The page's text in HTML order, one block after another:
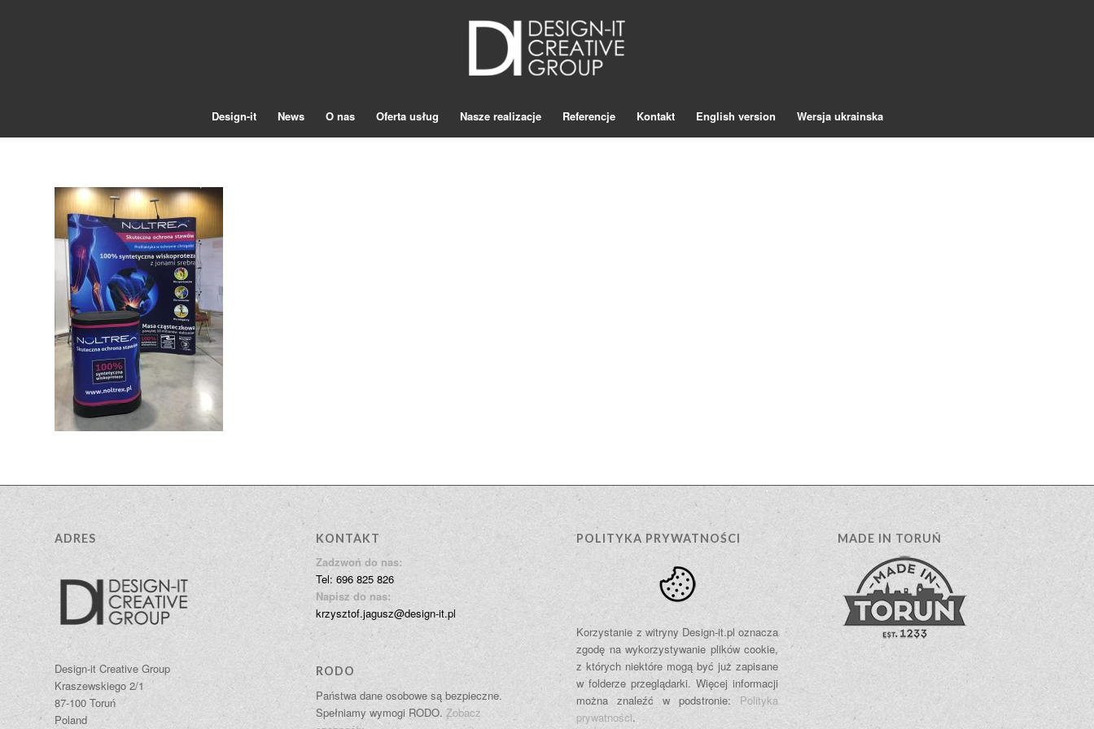
Design-it News O nas Oferta usług Nasze realizacje Referencje Kontakt English version Wersja ukrainska
ADRES
Design-it Creative Group
Kraszewskiego 2/1
87-100 Toruń
Poland
KONTAKT
Zadzwoń do nas:
Tel: 696 825 826
Napisz do nas:
krzysztof.jagusz@design-it.pl
RODO
Państwa dane osobowe są bezpieczne.
Spełniamy wymogi RODO.Zobacz
POLITYKA PRYWATNOŚCI
Korzystanie z witryny Design-it.pl oznacza
zgodę na wykorzystywanie plików cookie,
z których niektóre mogą być już zapisane
w folderze przeglądarki. Więcej informacji
można znaleźć w podstronie: Polityka
prywatności.
MADE IN TORUŃ